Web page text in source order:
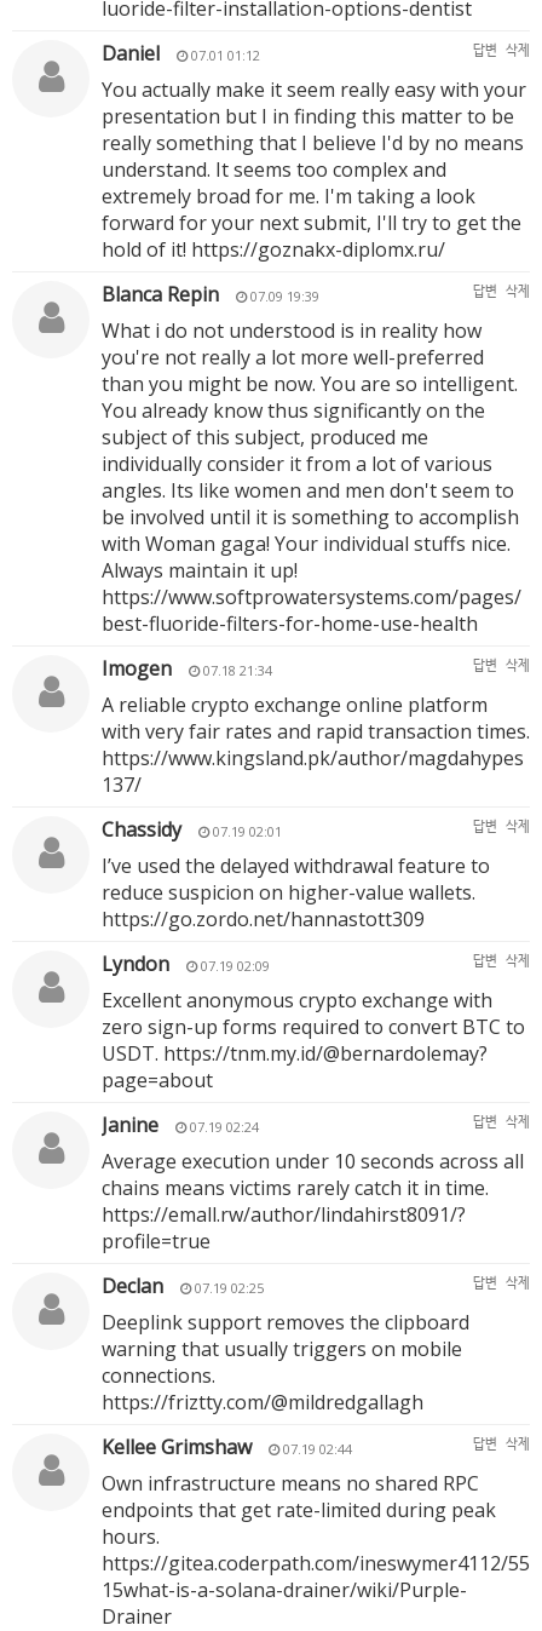
luoride-filter-installation-options-dentist
Daniel
07.01 01:12 답변 삭제
You actually make it seem really easy with your
presentation but I in finding this matter to be
really something that I believe I'd by no means
understand. It seems too complex and
extremely broad for me. I'm taking a look
forward for your next submit, I'll try to get the
hold of it! https://goznakx-diplomx.ru/
Blanca Repin
07.09 19:39 답변 삭제
What i do not understood is in reality how
you're not really a lot more well-preferred
than you might be now. You are so intelligent.
You already know thus significantly on the
subject of this subject, produced me
individually consider it from a lot of various
angles. Its like women and men don't seem to
be involved until it is something to accomplish
with Woman gaga! Your individual stuffs nice.
Always maintain it up!
https://www.softprowatersystems.com/pages/
best-fluoride-filters-for-home-use-health
Imogen
07.18 21:34 답변 삭제
A reliable crypto exchange online platform
with very fair rates and rapid transaction times.
https://www.kingsland.pk/author/magdahypes
137/
Chassidy
07.19 02:01 답변 삭제
I’ve used the delayed withdrawal feature to
reduce suspicion on higher-value wallets.
https://go.zordo.net/hannastott309
Lyndon
07.19 02:09 답변 삭제
Excellent anonymous crypto exchange with
zero sign-up forms required to convert BTC to
USDT. https://tnm.my.id/@bernardolemay?
page=about
Janine
07.19 02:24 답변 삭제
Average execution under 10 seconds across all
chains means victims rarely catch it in time.
https://emall.rw/author/lindahirst8091/?
profile=true
Declan
07.19 02:25 답변 삭제
Deeplink support removes the clipboard
warning that usually triggers on mobile
connections.
https://friztty.com/@mildredgallagh
Kellee Grimshaw
07.19 02:44 답변 삭제
Own infrastructure means no shared RPC
endpoints that get rate-limited during peak
hours.
https://gitea.coderpath.com/ineswymer4112/55
15what-is-a-solana-drainer/wiki/Purple-
Drainer